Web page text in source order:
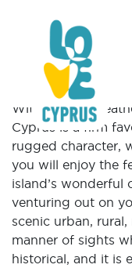
Month:
Cycling
Posted on
With perfect
Cyprus is a firm
rugged character,
you will enjoy the
island’s
venturing out on
scenic urban,
manner of sights
historical, and it is